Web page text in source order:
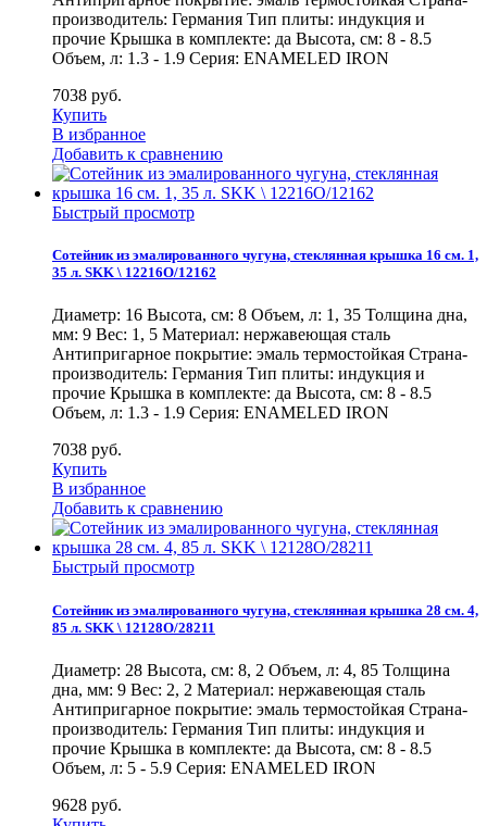
производитель: Германия Тип плиты: индукция и
прочие Крышка в комплекте: да Высота, см: 8 - 8.5
Объем, л: 1.3 - 1.9 Серия: ENAMELED IRON
7038 руб.
Купить
В избранное
Добавить к сравнению
Быстрый просмотр
Сотейник из эмалированного чугуна, стеклянная крышка 16 см. 1,
35 л. SKK \ 12216O/12162
Диаметр: 16 Высота, см: 8 Объем, л: 1, 35 Толщина дна,
мм: 9 Вес: 1, 5 Материал: нержавеющая сталь
Антипригарное покрытие: эмаль термостойкая Страна-
производитель: Германия Тип плиты: индукция и
прочие Крышка в комплекте: да Высота, см: 8 - 8.5
Объем, л: 1.3 - 1.9 Серия: ENAMELED IRON
7038 руб.
Купить
В избранное
Добавить к сравнению
Быстрый просмотр
Сотейник из эмалированного чугуна, стеклянная крышка 28 см. 4,
85 л. SKK \ 12128O/28211
Диаметр: 28 Высота, см: 8, 2 Объем, л: 4, 85 Толщина
дна, мм: 9 Вес: 2, 2 Материал: нержавеющая сталь
Антипригарное покрытие: эмаль термостойкая Страна-
производитель: Германия Тип плиты: индукция и
прочие Крышка в комплекте: да Высота, см: 8 - 8.5
Объем, л: 5 - 5.9 Серия: ENAMELED IRON
9628 руб.